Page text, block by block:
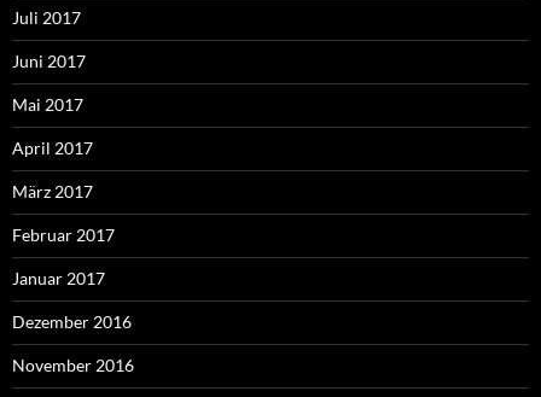
Juli 2017
Juni 2017
Mai 2017
April 2017
März 2017
Februar 2017
Januar 2017
Dezember 2016
November 2016